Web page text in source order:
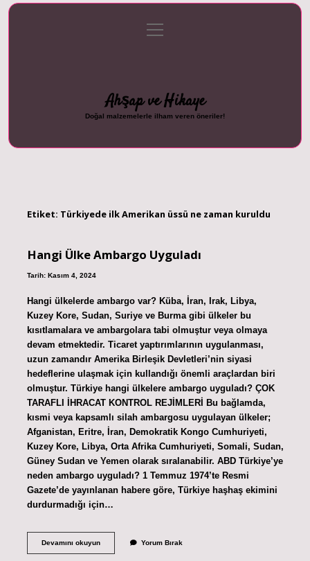
Gizlilik Politikası
menüyü
aç
Ahşap ve Hikaye
Doğal malzemelerle ilham veren öneriler!
Etiket: Türkiyede ilk Amerikan üssü ne zaman kuruldu
Hangi Ülke Ambargo Uyguladı
Tarih: Kasım 4, 2024
Hangi ülkelerde ambargo var? Küba, İran, Irak, Libya,
Kuzey Kore, Sudan, Suriye ve Burma gibi ülkeler bu
kısıtlamalara ve ambargolara tabi olmuştur veya olmaya
devam etmektedir. Ticaret yaptırımlarının uygulanması,
uzun zamandır Amerika Birleşik Devletleri’nin siyasi
hedeflerine ulaşmak için kullandığı önemli araçlardan biri
olmuştur. Türkiye hangi ülkelere ambargo uyguladı? ÇOK
TARAFLI İHRACAT KONTROL REJİMLERİ Bu bağlamda,
kısmi veya kapsamlı silah ambargosu uygulayan ülkeler;
Afganistan, Eritre, İran, Demokratik Kongo Cumhuriyeti,
Kuzey Kore, Libya, Orta Afrika Cumhuriyeti, Somali, Sudan,
Güney Sudan ve Yemen olarak sıralanabilir. ABD Türkiye’ye
neden ambargo uyguladı? 1 Temmuz 1974’te Resmi
Gazete’de yayınlanan habere göre, Türkiye haşhaş ekimini
durdurmadığı için…
Devamını okuyunHangi
Yorum Bırak